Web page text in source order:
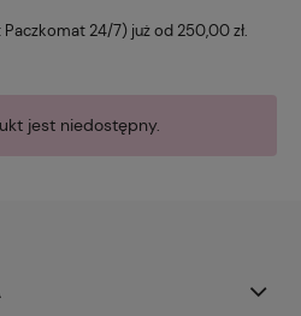
24/7) już od 250,00 zł.
jest niedostępny.